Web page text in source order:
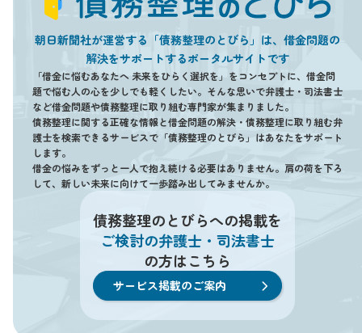
朝日新聞社が運営する「債務整理のとびら」は、借金問題の
解決をサポートするポータルサイトです
「借金に悩むあなたへ 未来をひらく選択を」をコンセプトに、借金問
題で悩む人の心を少しでも軽くしたい。そんな思いで弁護士・司法書士
など借金問題や債務整理に取り組む専門家が集まりました。
債務整理に関する正確な情報と借金問題の解決・債務整理に取り組む弁
護士を検索できるサービスで「債務整理のとびら」はあなたをサポート
します。
借金の悩みをずっと一人で抱え続ける必要はありません。肩の荷を下ろ
して、新しい未来に向けて一歩踏み出してみませんか。
債務整理のとびらへの掲載を
ご検討の弁護士・司法書士
の方はこちら
サービス掲載のご案内